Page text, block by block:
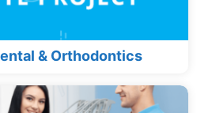
& Orthodontics